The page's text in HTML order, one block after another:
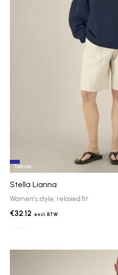
Nieuw
Stella Lianna
Women's style, relaxed fit
€32.12